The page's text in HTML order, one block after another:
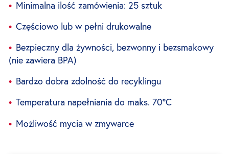
Minimalna ilość zamówienia: 25 sztuk
Częściowo lub w pełni drukowalne
Bezpieczny dla żywności, bezwonny i bezsmakowy
(nie zawiera BPA)
Bardzo dobra zdolność do recyklingu
Temperatura napełniania do maks. 70°C
Możliwość mycia w zmywarce